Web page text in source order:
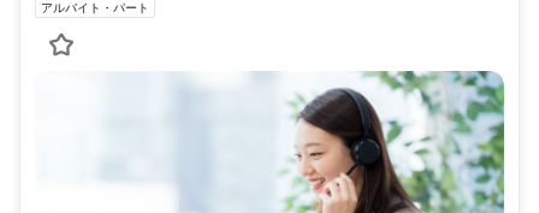
アルバイト・パート